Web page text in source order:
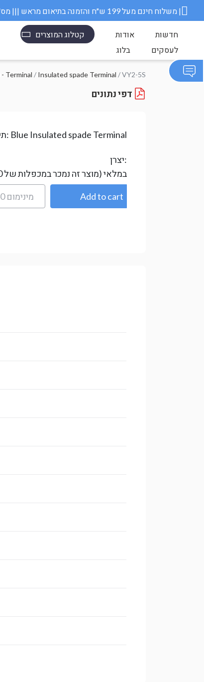
משלוח חינם מעל 199 ש״ח והזמנה בתיאום מראש ||| מס' ספק משרד הבטחון 11006845 |
קטלוג המוצרים אודות
חדשות
בלוג
לעסקים
סופיות חוט מבודדות - Terminal / Insulated spade Terminal / VY2-5S
תיאור: Blue Insulated spade Terminal
יצרן:
במלאי(מוצר זה נמכר במכפלות של 50)